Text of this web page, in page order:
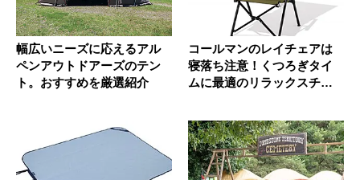
幅広いニーズに応えるアル
ペンアウトドアーズのテン
ト。おすすめを厳選紹介
コールマンのレイチェアは
寝落ち注意！くつろぎタイ
ムに最適のリラックスチェ